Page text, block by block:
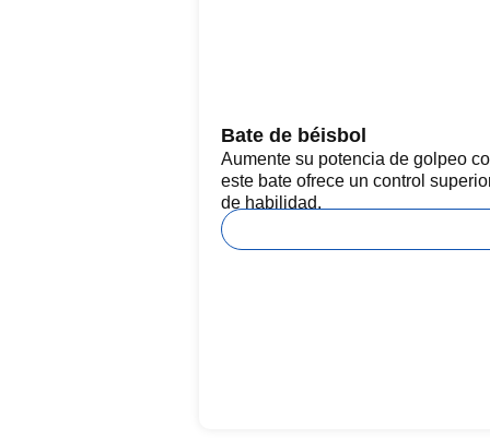
Bate de béisbol
Aumente su potencia de golpeo
este bate ofrece un control
de habilidad.